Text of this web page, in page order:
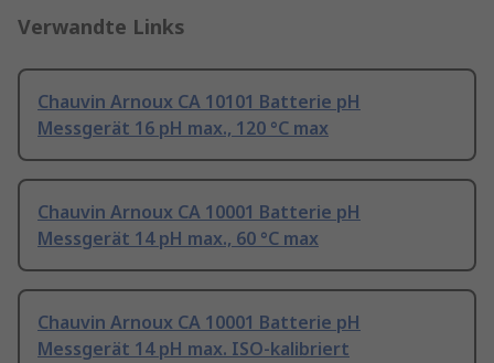
Verwandte Links
Chauvin Arnoux CA 10101 Batterie pH
Messgerät 16 pH max., 120 °C max
Chauvin Arnoux CA 10001 Batterie pH
Messgerät 14 pH max., 60 °C max
Chauvin Arnoux CA 10001 Batterie pH
Messgerät 14 pH max. ISO-kalibriert